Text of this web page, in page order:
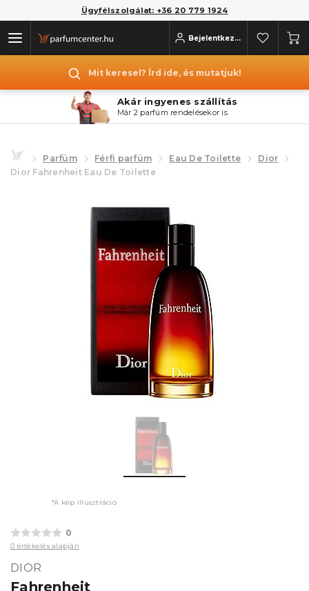
Ügyfélszolgálat: +36 20 779 1924
Bejelentkezés
Mit keresel? Írd ide, és mutatjuk!
Akár ingyenes szállítás
Már 2 parfüm rendelésekor is
Parfüm Férfi parfüm Eau De Toilette
Dior
Dior Fahrenheit Eau De Toilette
*A kép illusztráció
0
0 értékelés alapján
DIOR
Fahrenheit